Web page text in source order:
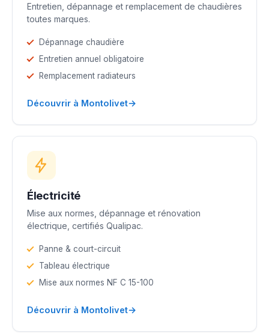
Entretien, dépannage et remplacement de chaudières
toutes marques.
Dépannage chaudière
Entretien annuel obligatoire
Remplacement radiateurs
Découvrir à Montolivet→
Électricité
Mise aux normes, dépannage et rénovation
électrique, certifiés Qualipac.
Panne & court-circuit
Tableau électrique
Mise aux normes NF C 15-100
Découvrir à Montolivet→